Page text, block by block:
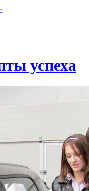
успеха